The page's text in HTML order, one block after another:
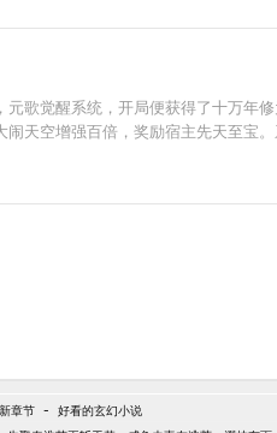
觉醒系统，开局便获得了十万年
天空增强百倍，奖励宿主先天至宝
章节 - 好看的玄幻小说